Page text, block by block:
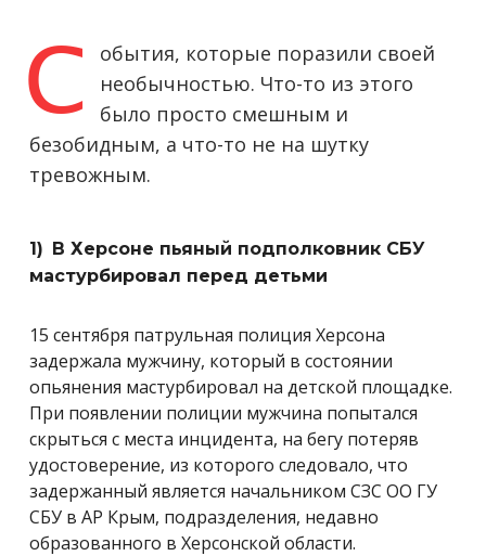
С
обытия, которые поразили своей
необычностью. Что-то из этого
было просто смешным и
безобидным, а что-то не на шутку
тревожным.
1) В Херсоне пьяный подполковник СБУ
мастурбировал перед детьми
15 сентября патрульная полиция Херсона
задержала мужчину, который в состоянии
опьянения мастурбировал на детской площадке.
При появлении полиции мужчина попытался
скрыться с места инцидента, на бегу потеряв
удостоверение, из которого следовало, что
задержанный является начальником СЗС ОО ГУ
СБУ в АР Крым, подразделения, недавно
образованного в Херсонской области.